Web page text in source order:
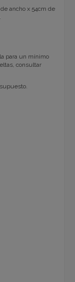
ancho x 54cm de
para un mínimo
consultar